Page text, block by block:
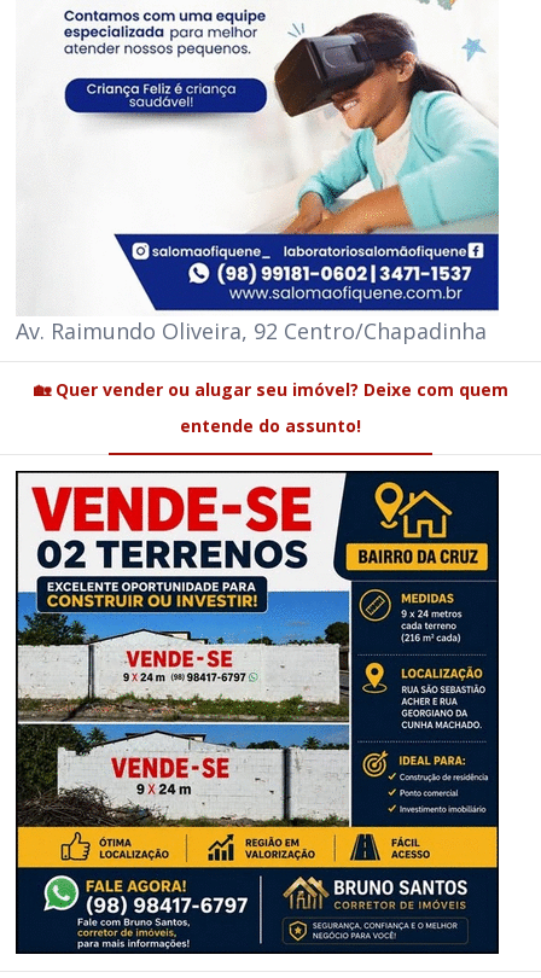
Av. Raimundo Oliveira, 92 Centro/Chapadinha
🏡 Quer vender ou alugar seu imóvel? Deixe com quem
entende do assunto!